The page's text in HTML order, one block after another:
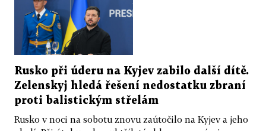
Rusko při úderu na Kyjev zabilo další dítě.
Zelenskyj hledá řešení nedostatku zbraní
proti balistickým střelám
Rusko v noci na sobotu znovu zaútočilo na Kyjev a jeho